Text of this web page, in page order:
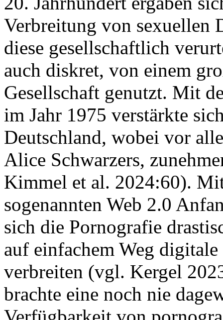
Verbreitung von sexuellen
diese gesellschaftlich
auch diskret, von einem
Gesellschaft genutzt. Mit
im Jahr 1975 verstärkte
Deutschland, wobei vor
Alice Schwarzers,
Kimmel et al. 2024:60).
sogenannten Web 2.0
sich die Pornografie
auf einfachem Weg
verbreiten (vgl. Kergel
brachte eine noch nie